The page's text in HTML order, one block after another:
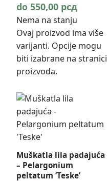
do 550,00 рсд
Nema na stanju
Ovaj proizvod ima više
varijanti. Opcije mogu
biti izabrane na stranici
proizvoda.
Muškatla lila padajuća
– Pelargonium
peltatum ‘Teske’